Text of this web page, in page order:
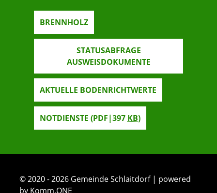
BRENNHOLZ
STATUSABFRAGE
AUSWEISDOKUMENTE
AKTUELLE BODENRICHTWERTE
NOTDIENSTE (PDF|397KB)
© 2020 - 2026 Gemeinde Schlaitdorf | powered
by Komm.ONE